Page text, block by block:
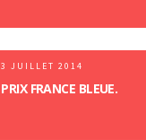
3 JUILLET 2014
PRIX FRANCE BLEUE.